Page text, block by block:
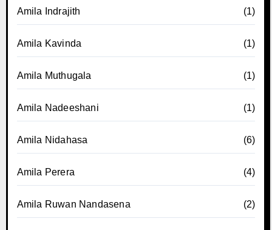
Amila Indrajith (1)
Amila Kavinda (1)
Amila Muthugala (1)
Amila Nadeeshani (1)
Amila Nidahasa (6)
Amila Perera (4)
Amila Ruwan Nandasena (2)